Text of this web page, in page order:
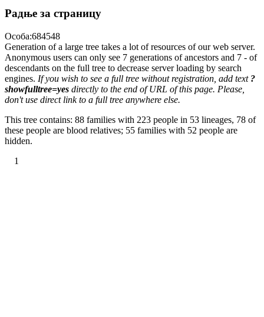
Радње за страницу
Особа:684548
Generation of a large tree takes a lot of resources of our web server.
Anonymous users can only see 7 generations of ancestors and 7 - of
descendants on the full tree to decrease server loading by search
engines. If you wish to see a full tree without registration, add text ?
showfulltree=yes directly to the end of URL of this page. Please,
don't use direct link to a full tree anywhere else.
This tree contains: 88 families with 223 people in 53 lineages, 78 of
these people are blood relatives; 55 families with 52 people are
hidden.
1